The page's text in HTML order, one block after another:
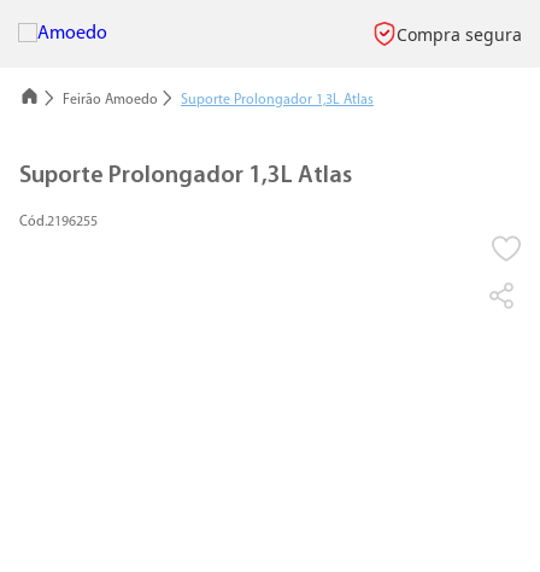
Compra segura
Feirão Amoedo Suporte Prolongador 1,3L Atlas
Suporte Prolongador 1,3L Atlas
2196255